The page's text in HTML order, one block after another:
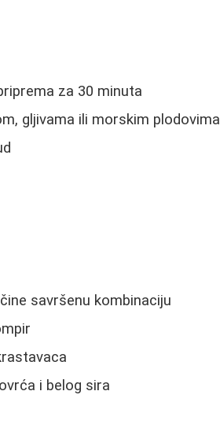
za 30 minuta
gljivama ili morskim plodovima
savršenu kombinaciju
i belog sira